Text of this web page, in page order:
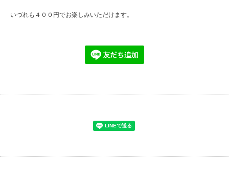
いづれも４００円でお楽しみいただけます。